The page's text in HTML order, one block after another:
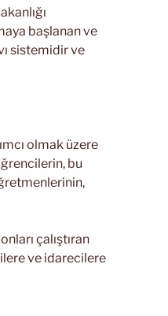
başlanan ve
sistemidir ve
olmak üzere
bu
çalıştıran
ve idarecilere